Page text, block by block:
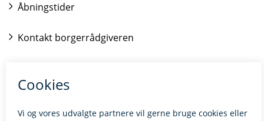
Åbningstider
Kontakt borgerrådgiveren
BILLUND.DK
Tilgængelighedserklæring